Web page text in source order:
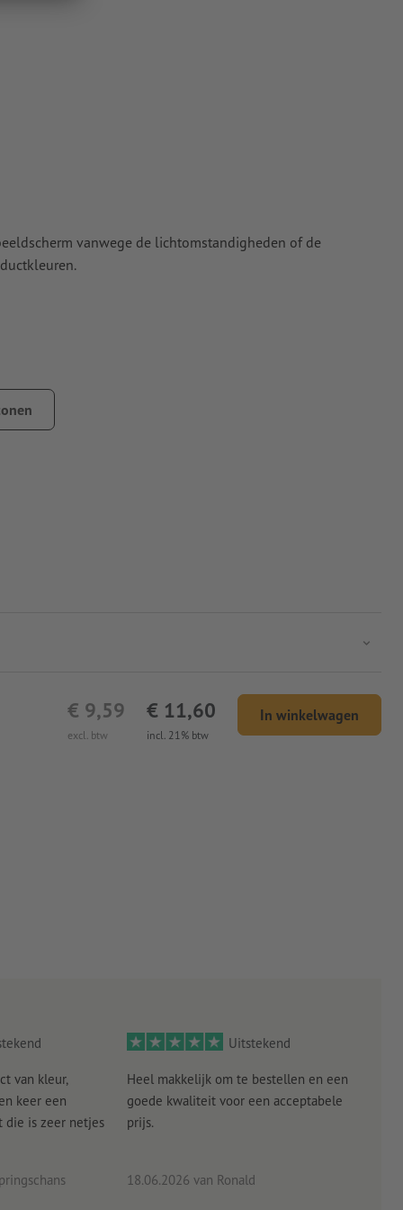
vanwege de lichtomstandigheden of de
excl. btw
€ 9,59
incl. 21% btw
€ 11,60 In winkelwagen
van kleur,
keer een
die is zeer netjes
Uitstekend
Heel makkelijk om te bestellen en een
goede kwaliteit voor een acceptabele
prijs.
18.06.2026 van Ronald